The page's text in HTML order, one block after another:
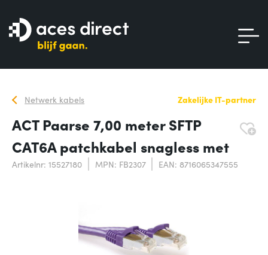
Netwerk kabels Zakelijke IT-partner
ACT Paarse 7,00 meter SFTP
CAT6A patchkabel snagless met
Artikelnr: 15527180 MPN: FB2307 EAN: 8716065347555